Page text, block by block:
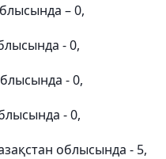
– 0,
- 0,
- 0,
- 0,
облысында - 5,